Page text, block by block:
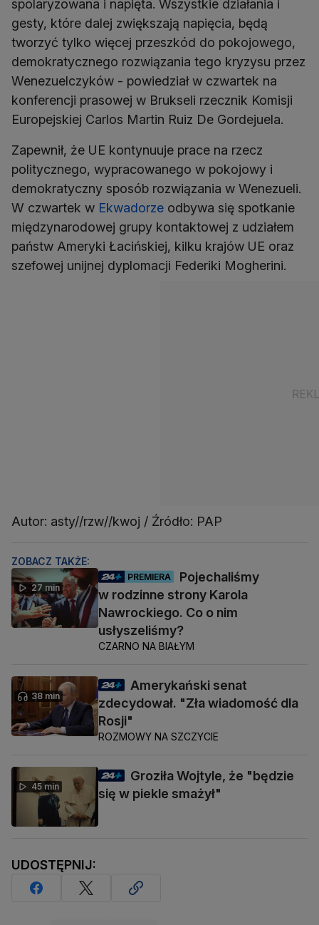
spolaryzowana i napięta. Wszystkie działania i
gesty, które dalej zwiększają napięcia, będą
tworzyć tylko więcej przeszkód do pokojowego,
demokratycznego rozwiązania tego kryzysu przez
Wenezuelczyków - powiedział w czwartek na
konferencji prasowej w Brukseli rzecznik Komisji
Europejskiej Carlos Martin Ruiz De Gordejuela.
Zapewnił, że UE kontynuuje prace na rzecz
politycznego, wypracowanego w pokojowy i
demokratyczny sposób rozwiązania w Wenezueli.
W czwartek w Ekwadorze odbywa się spotkanie
międzynarodowej grupy kontaktowej z udziałem
państw Ameryki Łacińskiej, kilku krajów UE oraz
szefowej unijnej dyplomacji Federiki Mogherini.
Autor: asty//rzw//kwoj / Źródło: PAP
ZOBACZ TAKŻE:
27 min
PREMIERA
Pojechaliśmy
w rodzinne strony Karola
Nawrockiego. Co o nim
usłyszeliśmy?
CZARNO NA BIAŁYM
38 min
Amerykański senat
zdecydował. "Zła wiadomość dla
Rosji"
ROZMOWY NA SZCZYCIE
45 min
Groziła Wojtyle, że "będzie
się w piekle smażył"
UDOSTĘPNIJ: